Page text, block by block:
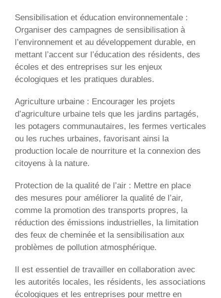
Sensibilisation et éducation environnementale :
Organiser des campagnes de sensibilisation à
l’environnement et au développement durable, en
mettant l’accent sur l’éducation des résidents, des
écoles et des entreprises sur les enjeux
écologiques et les pratiques durables.
Agriculture urbaine : Encourager les projets
d’agriculture urbaine tels que les jardins partagés,
les potagers communautaires, les fermes verticales
ou les ruches urbaines, favorisant ainsi la
production locale de nourriture et la connexion des
citoyens à la nature.
Protection de la qualité de l’air : Mettre en place
des mesures pour améliorer la qualité de l’air,
comme la promotion des transports propres, la
réduction des émissions industrielles, la limitation
des feux de cheminée et la sensibilisation aux
problèmes de pollution atmosphérique.
Il est essentiel de travailler en collaboration avec
les autorités locales, les résidents, les associations
écologiques et les entreprises pour mettre en